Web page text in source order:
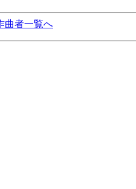
曲者一覧へ